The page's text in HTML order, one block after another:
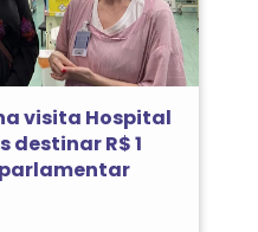
visita Hospital
destinar R$ 1